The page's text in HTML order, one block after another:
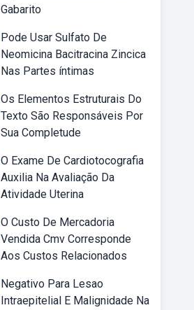
Gabarito
Pode Usar Sulfato De
Neomicina Bacitracina Zincica
Nas Partes íntimas
Os Elementos Estruturais Do
Texto São Responsáveis Por
Sua Completude
O Exame De Cardiotocografia
Auxilia Na Avaliação Da
Atividade Uterina
O Custo De Mercadoria
Vendida Cmv Corresponde
Aos Custos Relacionados
Negativo Para Lesao
Intraepitelial E Malignidade Na